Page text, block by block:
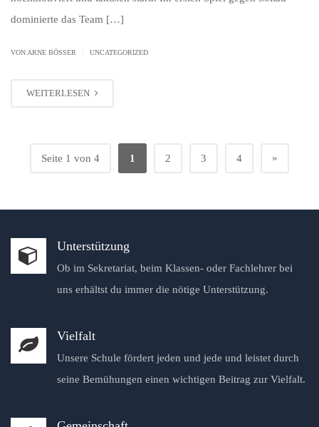
dominierte das Team […]
VON ARNE BÖSSER UNCATEGORIZED
WEITERLESEN
Seite 1 von 4 1 2 3 4 »
Unterstützung
Ob im Sekretariat, beim Klassen- oder Fachlehrer bei
uns erhältst du immer die nötige Unterstützung.
Vielfalt
Unsere Schule fördert jeden und jede und leistet durch
seine Bemühungen einen wichtigen Beitrag zur Vielfalt.